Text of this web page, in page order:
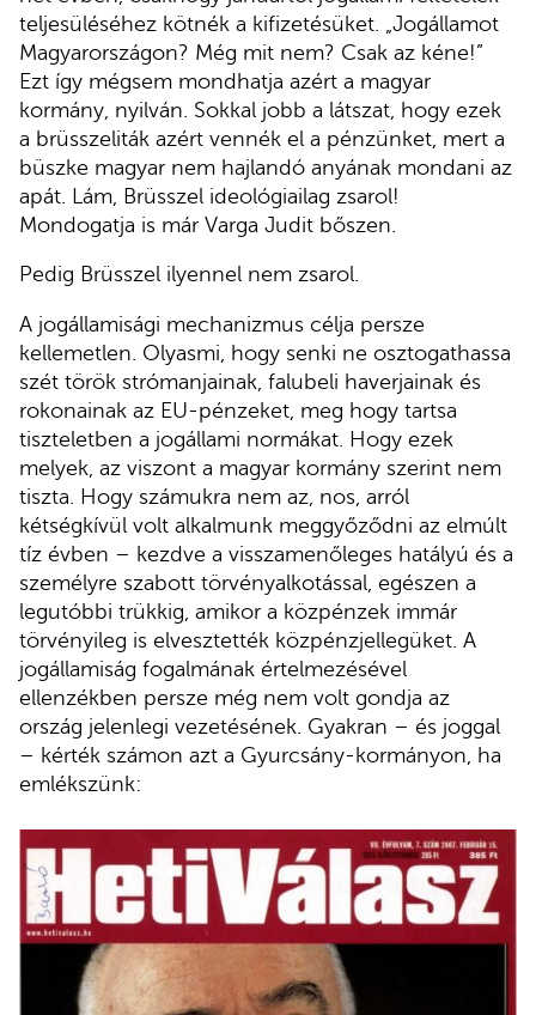
teljesüléséhez kötnék a kifizetésüket. „Jogállamot
Magyarországon? Még mit nem? Csak az kéne!”
Ezt így mégsem mondhatja azért a magyar
kormány, nyilván. Sokkal jobb a látszat, hogy ezek
a brüsszeliták azért vennék el a pénzünket, mert a
büszke magyar nem hajlandó anyának mondani az
apát. Lám, Brüsszel ideológiailag zsarol!
Mondogatja is már Varga Judit bőszen.
Pedig Brüsszel ilyennel nem zsarol.
A jogállamisági mechanizmus célja persze
kellemetlen. Olyasmi, hogy senki ne osztogathassa
szét török strómanjainak, falubeli haverjainak és
rokonainak az EU-pénzeket, meg hogy tartsa
tiszteletben a jogállami normákat. Hogy ezek
melyek, az viszont a magyar kormány szerint nem
tiszta. Hogy számukra nem az, nos, arról
kétségkívül volt alkalmunk meggyőződni az elmúlt
tíz évben – kezdve a visszamenőleges hatályú és a
személyre szabott törvényalkotással, egészen a
legutóbbi trükkig, amikor a közpénzek immár
törvényileg is elvesztették közpénzjellegüket. A
jogállamiság fogalmának értelmezésével
ellenzékben persze még nem volt gondja az
ország jelenlegi vezetésének. Gyakran – és joggal
– kérték számon azt a Gyurcsány-kormányon, ha
emlékszünk: